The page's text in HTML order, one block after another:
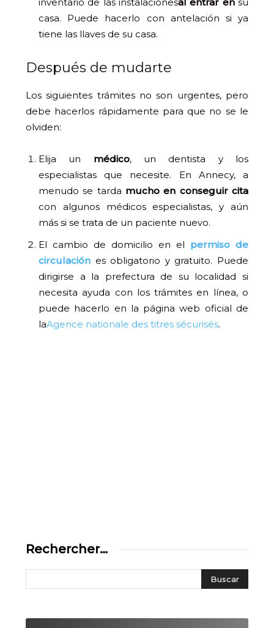
casa. Puede hacerlo con antelación si ya
tiene las llaves de su casa.
Después de mudarte
Los siguientes trámites no son urgentes, pero
debe hacerlos rápidamente para que no se le
olviden:
Elija un médico, un dentista y los
especialistas que necesite. En Annecy, a
menudo se tarda mucho en conseguir cita
con algunos médicos especialistas, y aún
más si se trata de un paciente nuevo.
El cambio de domicilio en el permiso de
circulación es obligatorio y gratuito. Puede
dirigirse a la prefectura de su localidad si
necesita ayuda con los trámites en línea, o
puede hacerlo en la página web oficial de
laAgence nationale des titres sécurisés.
Rechercher…